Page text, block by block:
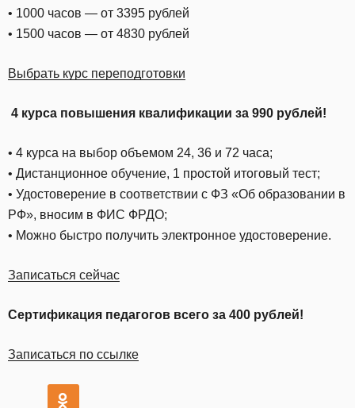
• 1000 часов — от 3395 рублей
• 1500 часов — от 4830 рублей
Выбрать курс переподготовки
4 курса повышения квалификации за 990 рублей!
• 4 курса на выбор объемом 24, 36 и 72 часа;
• Дистанционное обучение, 1 простой итоговый тест;
• Удостоверение в соответствии с ФЗ «Об образовании в
РФ», вносим в ФИС ФРДО;
• Можно быстро получить электронное удостоверение.
Записаться сейчас
Сертификация педагогов всего за 400 рублей!
Записаться по ссылке